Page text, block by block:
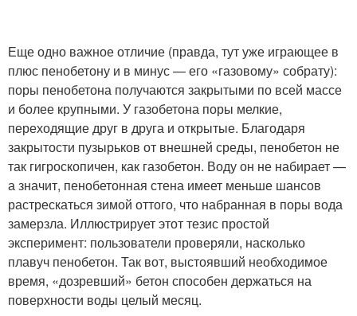
Еще одно важное отличие (правда, тут уже играющее в
плюс пенобетону и в минус — его «газовому» собрату):
поры пенобетона получаются закрытыми по всей массе
и более крупными. У газобетона поры мелкие,
переходящие друг в друга и открытые. Благодаря
закрытости пузырьков от внешней среды, пенобетон не
так гигроскопичен, как газобетон. Воду он не набирает —
а значит, пенобетонная стена имеет меньше шансов
растрескаться зимой оттого, что набранная в поры вода
замерзла. Иллюстрирует этот тезис простой
эксперимент: пользователи проверяли, насколько
плавуч пенобетон. Так вот, выстоявший необходимое
время, «дозревший» бетон способен держаться на
поверхности воды целый месяц.